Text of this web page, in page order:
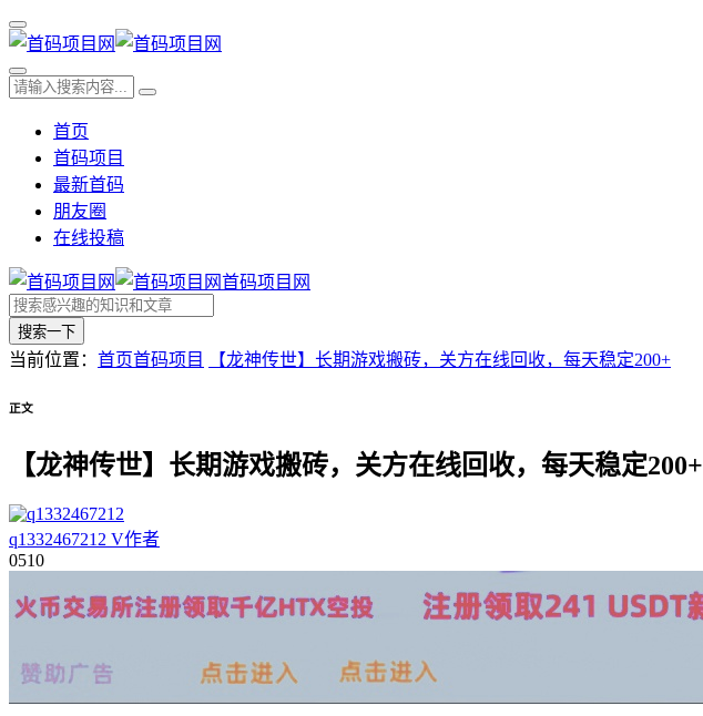
首页
首码项目
最新首码
朋友圈
在线投稿
首码项目网
搜索一下
当前位置： 首页首码项目 【龙神传世】长期游戏搬砖，关方在线回收，每天稳定200+
正文
【龙神传世】长期游戏搬砖，关方在线回收，每天稳定200+
q1332467212 V作者
0510